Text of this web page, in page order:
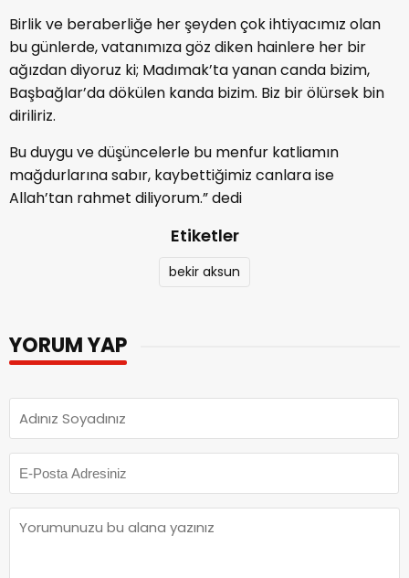
Birlik ve beraberliğe her şeyden çok ihtiyacımız olan
bu günlerde, vatanımıza göz diken hainlere her bir
ağızdan diyoruz ki; Madımak’ta yanan canda bizim,
Başbağlar’da dökülen kanda bizim. Biz bir ölürsek bin
diriliriz.
Bu duygu ve düşüncelerle bu menfur katliamın
mağdurlarına sabır, kaybettiğimiz canlara ise
Allah’tan rahmet diliyorum.” dedi
Etiketler
bekir aksun
YORUM YAP